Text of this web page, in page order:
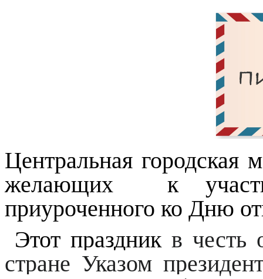
Центральная городская
желающих
к
приуроченного ко Дню
Этот праздник в честь
стране Указом